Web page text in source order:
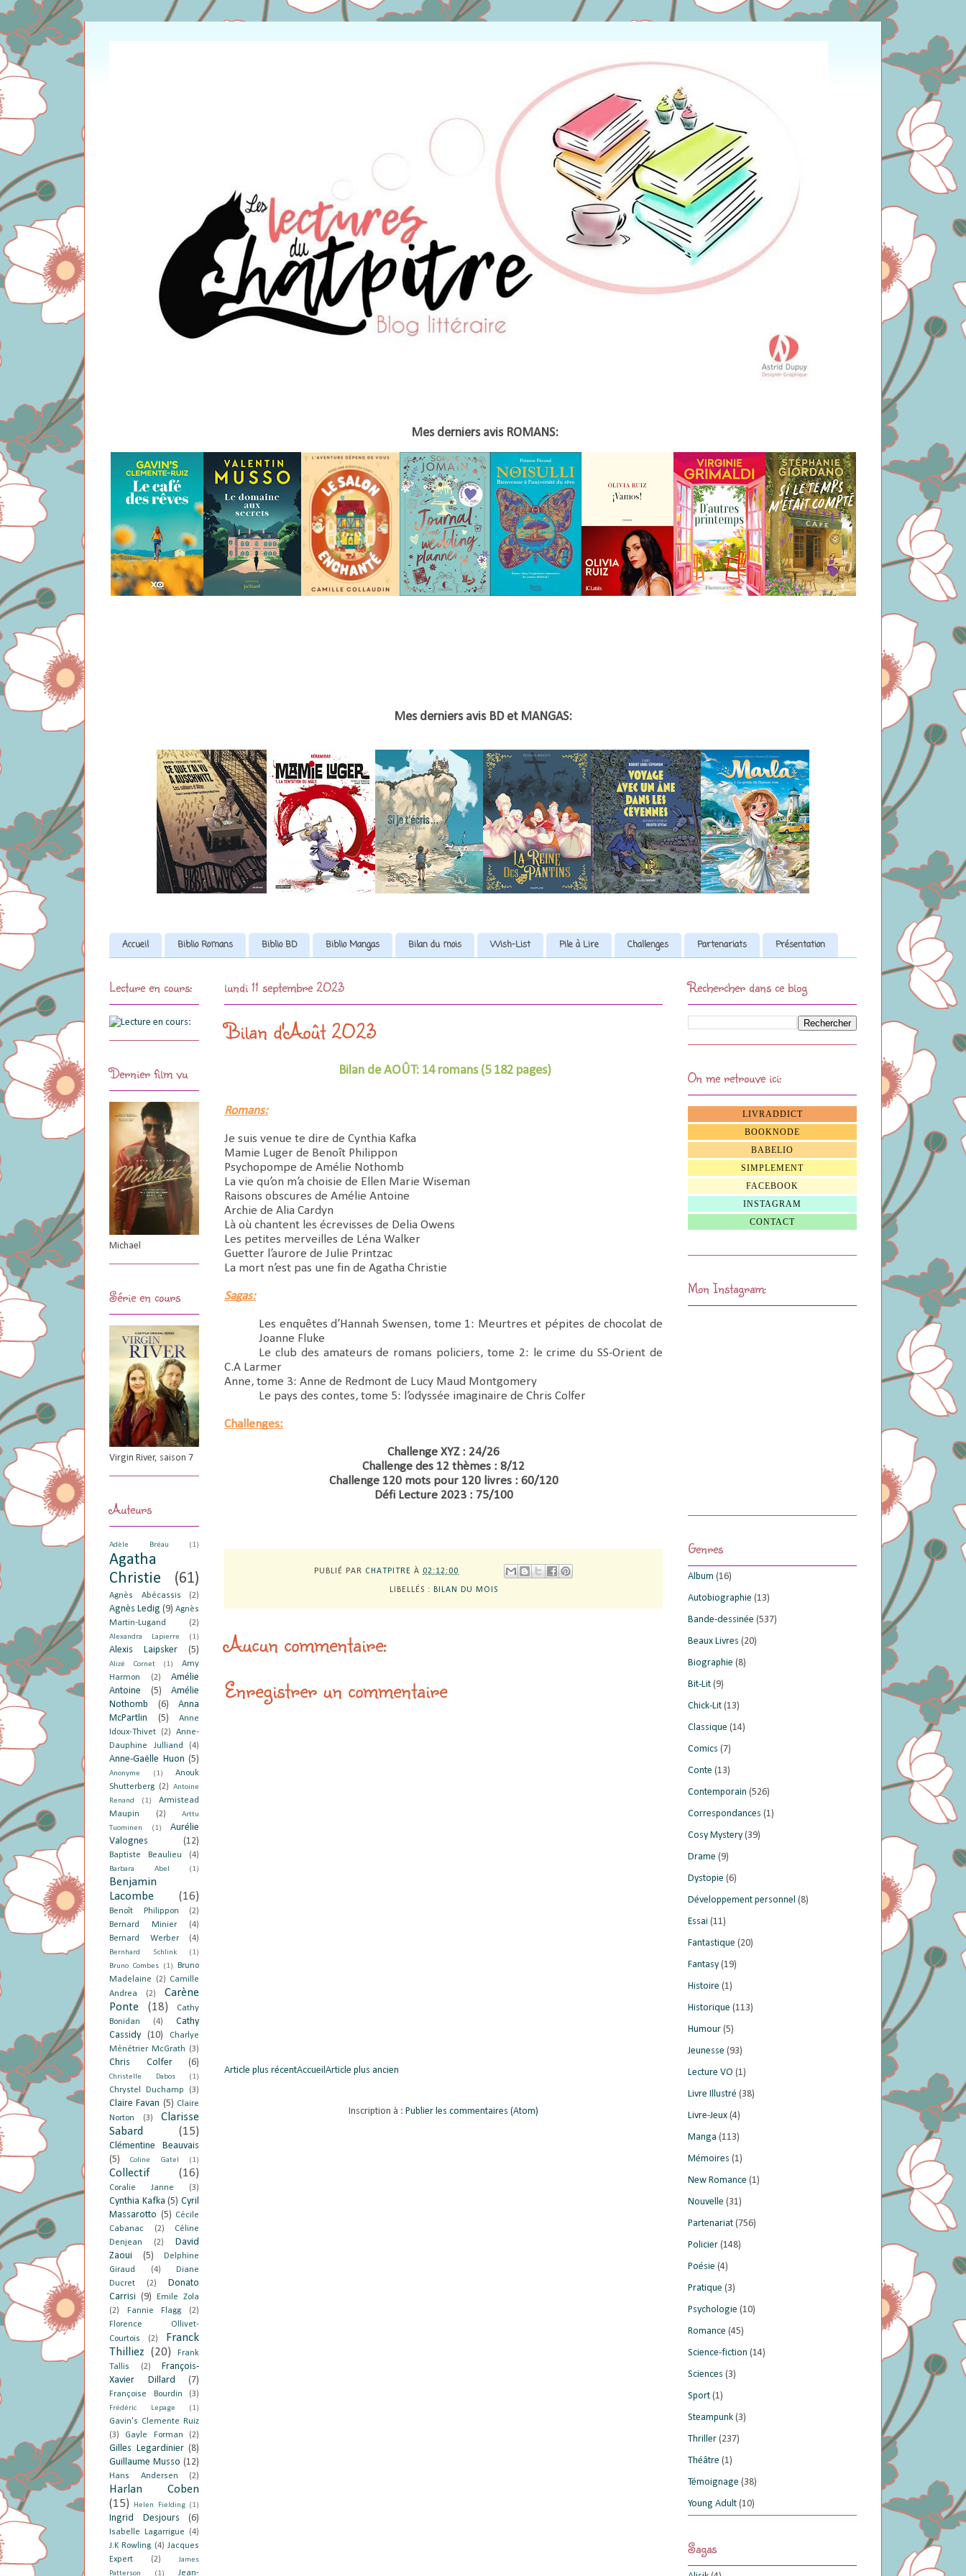
Mes derniers avis ROMANS:
Mes derniers avis BD et MANGAS:
Accueil Biblio Romans Biblio BD Biblio Mangas Bilan du mois Wish-List Pile à Lire Challenges Partenariats Présentation
lundi 11 septembre 2023
Bilan d'Août 2023
Bilan de AOÛT: 14 romans (5 182 pages)
Romans:
Je suis venue te dire de Cynthia Kafka
Mamie Luger de Benoît Philippon
Psychopompe de Amélie Nothomb
La vie qu’on m’a choisie de Ellen Marie Wiseman
Raisons obscures de Amélie Antoine
Archie de Alia Cardyn
Là où chantent les écrevisses de Delia Owens
Les petites merveilles de Léna Walker
Guetter l’aurore de Julie Printzac
La mort n’est pas une fin de Agatha Christie
Sagas:
Les enquêtes d’Hannah Swensen, tome 1: Meurtres et pépites de chocolat de
Joanne Fluke
Le club des amateurs de romans policiers, tome 2: le crime du SS-Orient de
C.A Larmer
Anne, tome 3: Anne de Redmont de Lucy Maud Montgomery
Le pays des contes, tome 5: l’odyssée imaginaire de Chris Colfer
Challenges:
Challenge XYZ : 24/26
Challenge des 12 thèmes : 8/12
Challenge 120 mots pour 120 livres : 60/120
Défi Lecture 2023 : 75/100
PUBLIÉ PAR CHATPITRE À 02:12:00
LIBELLÉS : BILAN DU MOIS
Aucun commentaire:
Enregistrer un commentaire
Article plus récent Article plus ancien
Accueil
Inscription à : Publier les commentaires (Atom)
Lecture en cours:
Dernier film vu
Michael
Série en cours
Virgin River, saison 7
Auteurs
Adèle Bréau (1)
Agatha
Christie
(61)
Agnès Abécassis (2)
Agnès Ledig (9) Agnès
Martin-Lugand
(2)
Alexandra Lapierre (1)
Alexis Laipsker (5)
Alizé Cornet (1)
Amy
Harmon
(2)
Amélie
Antoine
(5)
Amélie
Nothomb
(6)
Anna
McPartlin
(5)
Anne
Idoux-Thivet
(2)
Anne-
Dauphine Julliand
(4)
Anne-Gaëlle Huon (5)
Anonyme (1)
Anouk
Shutterberg (2)
Antoine
Renand
(1)
Armistead
Maupin
(2)
Arttu
Tuominen
(1)
Aurélie
Valognes
(12)
Baptiste Beaulieu (4)
Barbara Abel (1)
Benjamin
Lacombe
(16)
Benoît Philippon
(2)
Bernard Minier
(4)
Bernard Werber
(4)
Bernhard Schlink
(1)
Bruno Combes
(1)
Bruno
Madelaine
(2) Camille
Andrea
(2)
Carène
Ponte
(18)
Cathy
Bonidan
(4)
Cathy
Cassidy (10)
Charlye
Ménétrier McGrath (3)
Chris Colfer (6)
Christelle Dabos (1)
Chrystel Duchamp (3)
Claire Favan (5) Claire
Norton
(3)
Clarisse
Sabard
(15)
Clémentine Beauvais
(5)
Coline Gatel (1)
Collectif (16)
Coralie Janne (3)
Cynthia Kafka (5) Cyril
Massarotto (5) Cécile
Cabanac
(2)
Céline
Denjean
(2)
David
Zaoui
(5)
Delphine
Giraud
(4)
Diane
Ducret
(2)
Donato
Carrisi (9)
Emile Zola
(2)
Fannie Flagg
(2)
Florence Ollivet-
Courtois
(2)
Franck
Thilliez (20)
Frank
Tallis
(2)
François-
Xavier Dillard
(7)
Françoise Bourdin (3)
Frédéric Lepage (1)
Gavin's Clemente Ruiz
(3)
Gayle Forman (2)
Gilles Legardinier (8)
Guillaume Musso (12)
Hans Andersen (2)
Harlan Coben
(15)
Helen Fielding (1)
Ingrid Desjours (6)
Isabelle Lagarrigue
(4)
J.K Rowling (4) Jacques
Expert
(2)
James
Patterson
(1) Jean-
Rechercher dans ce blog
On me retrouve ici:
LIVRADDICT
BOOKNODE
BABELIO
SIMPLEMENT
FACEBOOK
INSTAGRAM
CONTACT
Mon Instagram:
Genres
Album (16)
Autobiographie (13)
Bande-dessinée (537)
Beaux Livres (20)
Biographie (8)
Bit-Lit (9)
Chick-Lit (13)
Classique (14)
Comics (7)
Conte (13)
Contemporain (526)
Correspondances (1)
Cosy Mystery (39)
Drame (9)
Dystopie (6)
Développement personnel (8)
Essai (11)
Fantastique (20)
Fantasy (19)
Histoire (1)
Historique (113)
Humour (5)
Jeunesse (93)
Lecture VO (1)
Livre Illustré (38)
Livre-Jeux (4)
Manga (113)
Mémoires (1)
New Romance (1)
Nouvelle (31)
Partenariat (756)
Policier (148)
Poésie (4)
Pratique (3)
Psychologie (10)
Romance (45)
Science-fiction (14)
Sciences (3)
Sport (1)
Steampunk (3)
Thriller (237)
Théâtre (1)
Témoignage (38)
Young Adult (10)
Sagas